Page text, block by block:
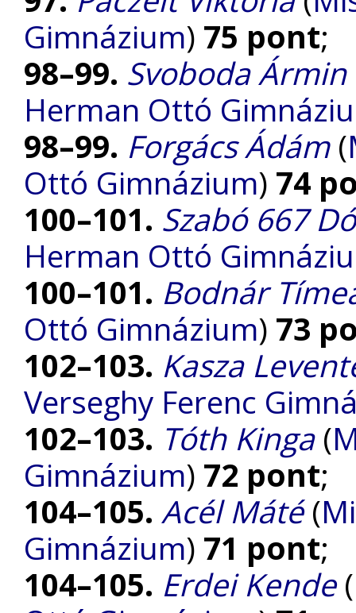
Gimnázium) 75 pont;
98–99. Svoboda Ármin
Herman Ottó
98–99. Forgács Ádám(
Ottó Gimnázium) 74
100–101. Szabó 667
Herman Ottó
100–101. Bodnár
Ottó Gimnázium) 73
102–103. Kasza
Verseghy Ferenc
102–103. Tóth Kinga(
Gimnázium) 72 pont;
104–105. Acél Máté(
Gimnázium) 71 pont;
104–105. Erdei Kende(